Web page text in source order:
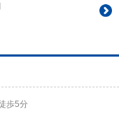
歩5分